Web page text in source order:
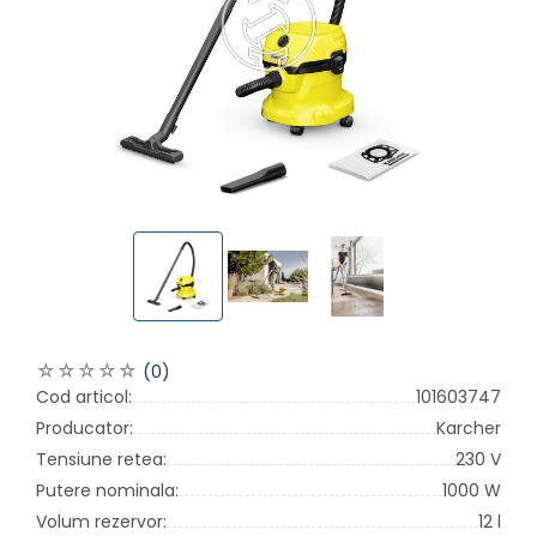
(0)
Cod articol:
101603747
Producator:
Karcher
Tensiune retea:
230 V
Putere nominala:
1000 W
Volum rezervor:
12 l